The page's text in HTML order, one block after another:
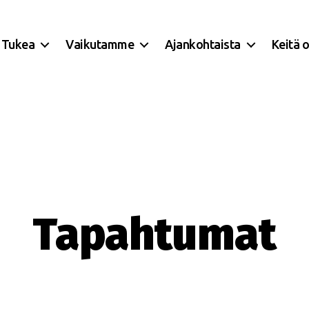
Tukea Vaikutamme Ajankohtaista Keitä
Tapahtumat